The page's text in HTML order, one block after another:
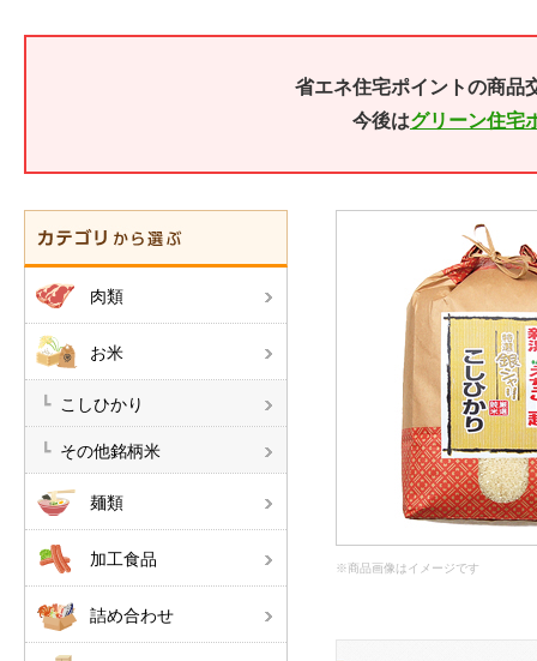
省エネ住宅ポイントの商品
今後はグリーン住宅
※商品画像はイメージです
肉類
お米
こしひかり
その他銘柄米
麺類
加工食品
詰め合わせ